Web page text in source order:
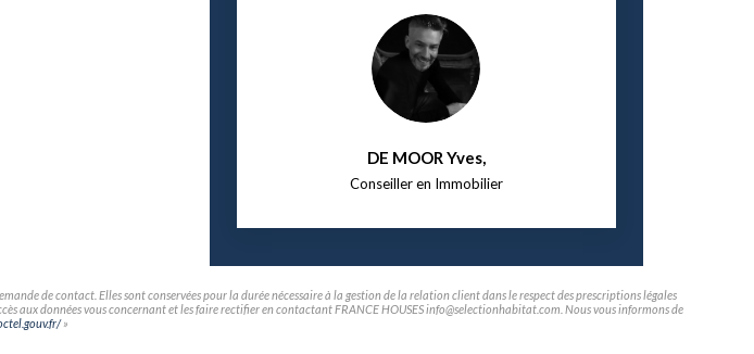
DE MOOR Yves,
Conseiller en Immobilier
de contact. Elles sont conservées pour la durée nécessaire à la gestion de la relation client dans le respect des prescriptions légales
aux données vous concernant et les faire rectifier en contactant FRANCE HOUSES info@selectionhabitat.com. Nous vous informons de
»